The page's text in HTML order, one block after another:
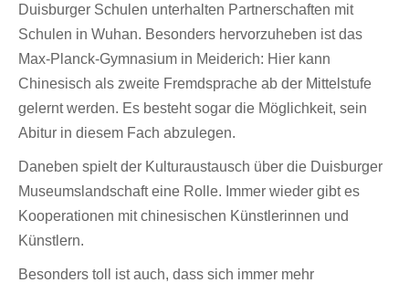
Duisburger Schulen unterhalten Partnerschaften mit
Schulen in Wuhan. Besonders hervorzuheben ist das
Max-Planck-Gymnasium in Meiderich: Hier kann
Chinesisch als zweite Fremdsprache ab der Mittelstufe
gelernt werden. Es besteht sogar die Möglichkeit, sein
Abitur in diesem Fach abzulegen.
Daneben spielt der Kulturaustausch über die Duisburger
Museumslandschaft eine Rolle. Immer wieder gibt es
Kooperationen mit chinesischen Künstlerinnen und
Künstlern.
Besonders toll ist auch, dass sich immer mehr